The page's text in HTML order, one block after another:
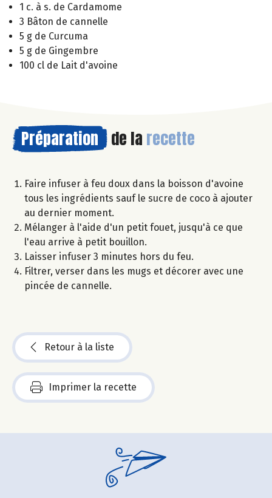
1 c. à s. de Cardamome
3 Bâton de cannelle
5 g de Curcuma
5 g de Gingembre
100 cl de Lait d'avoine
Préparation de la recette
Faire infuser à feu doux dans la boisson d'avoine
tous les ingrédients sauf le sucre de coco à ajouter
au dernier moment.
Mélanger à l'aide d'un petit fouet, jusqu'à ce que
l'eau arrive à petit bouillon.
Laisser infuser 3 minutes hors du feu.
Filtrer, verser dans les mugs et décorer avec une
pincée de cannelle.
Retour à la liste
Imprimer la recette